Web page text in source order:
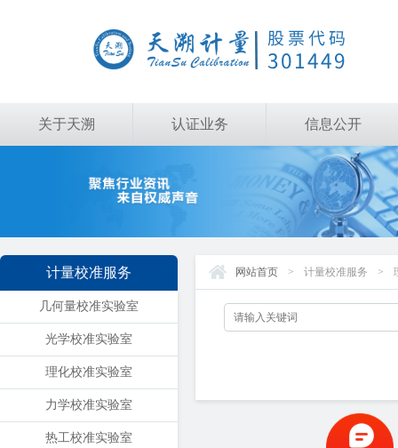
关于天溯 认证业务 信息公开
计量校准服务
几何量校准实验室
光学校准实验室
理化校准实验室
力学校准实验室
热工校准实验室
网站首页 > 计量校准服务 >